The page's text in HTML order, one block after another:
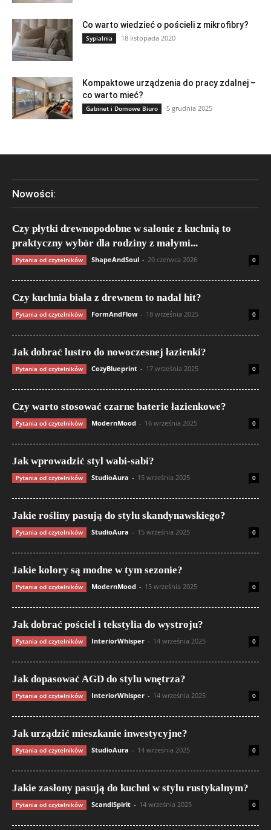
Co warto wiedzieć o pościeli z mikrofibry?
Sypialnia 18 listopada 2020
Kompaktowe urządzenia do pracy zdalnej –
co warto mieć?
Gabinet i Domowe Biuro 5 grudnia 2025
Nowości:
Czy płytki drewnopodobne w salonie z kuchnią to
praktyczny wybór dla rodziny z małymi...
Pytania od czytelników ShapeAndSoul - 20 czerwca 2026 0
Czy kuchnia biała z drewnem to nadal hit?
Pytania od czytelników FormAndFlow - 18 września 2025 0
Jak dobrać lustro do nowoczesnej łazienki?
Pytania od czytelników CozyBlueprint - 17 września 2025 0
Czy warto stosować czarne baterie łazienkowe?
Pytania od czytelników ModernMood - 16 września 2025 0
Jak wprowadzić styl wabi-sabi?
Pytania od czytelników StudioAura - 15 września 2025 0
Jakie rośliny pasują do stylu skandynawskiego?
Pytania od czytelników StudioAura - 15 września 2025 0
Jakie kolory są modne w tym sezonie?
Pytania od czytelników ModernMood - 15 września 2025 0
Jak dobrać pościel i tekstylia do wystroju?
Pytania od czytelników InteriorWhisper - 14 września 2025 0
Jak dopasować AGD do stylu wnętrza?
Pytania od czytelników InteriorWhisper - 14 września 2025 0
Jak urządzić mieszkanie inwestycyjne?
Pytania od czytelników StudioAura - 14 września 2025 0
Jakie zasłony pasują do kuchni w stylu rustykalnym?
Pytania od czytelników ScandiSpirit - 14 września 2025 0